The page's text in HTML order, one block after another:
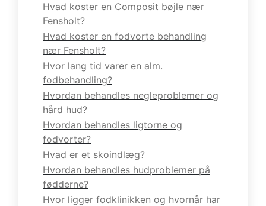
Hvad koster en Composit bøjle nær
Fensholt?
Hvad koster en fodvorte behandling
nær Fensholt?
Hvor lang tid varer en alm.
fodbehandling?
Hvordan behandles negleproblemer og
hård hud?
Hvordan behandles ligtorne og
fodvorter?
Hvad er et skoindlæg?
Hvordan behandles hudproblemer på
fødderne?
Hvor ligger fodklinikken og hvornår har